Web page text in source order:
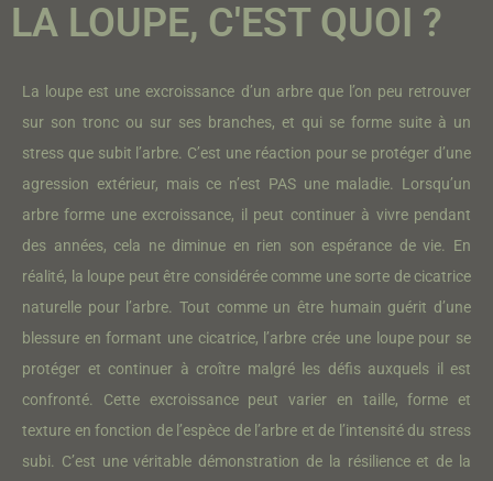
LA LOUPE, C'EST QUOI ?
La loupe est une excroissance d’un arbre que l’on peu retrouver
sur son tronc ou sur ses branches, et qui se forme suite à un
stress que subit l’arbre. C’est une réaction pour se protéger d’une
agression extérieur, mais ce n’est PAS une maladie. Lorsqu’un
arbre forme une excroissance, il peut continuer à vivre pendant
des années, cela ne diminue en rien son espérance de vie. En
réalité, la loupe peut être considérée comme une sorte de cicatrice
naturelle pour l’arbre. Tout comme un être humain guérit d’une
blessure en formant une cicatrice, l’arbre crée une loupe pour se
protéger et continuer à croître malgré les défis auxquels il est
confronté. Cette excroissance peut varier en taille, forme et
texture en fonction de l’espèce de l’arbre et de l’intensité du stress
subi. C’est une véritable démonstration de la résilience et de la